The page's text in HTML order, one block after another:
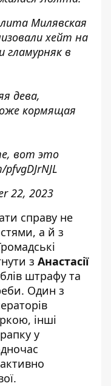
Милявская
хейт на
гламурняк в
дева,
кормящая
вот это
22, 2023
справу не
а й з
з Анастасії
штрафу та
Один з
інші
у